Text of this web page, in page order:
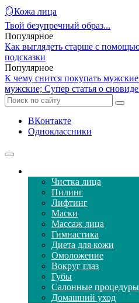
🪞Кожа лица
Твой безупречный образ...
Популярное
Как выглядеть старше с
подсказки
Популярное
К чему снится покупать
мужские; Супер статья о
ВКонтакте
Одноклассники
Чистка лица
Пилинг
Лифтинг
Маски
Массаж лица
Гимнастика
Диета для кожи
Омоложение
Вокруг глаз
Губы
Салонные процедуры
Домашний уход